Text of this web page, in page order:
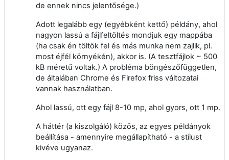
de ennek nincs jelentősége.)
Adott legalább egy (egyébként kettő) példány, ahol
nagyon lassú a fájlfeltöltés mondjuk egy mappába
(ha csak én töltök fel és más munka nem zajlik, pl.
most éjfél környékén), akkor is. (A tesztfájlok ~ 500
kB méretű voltak.) A probléma böngészőfüggetlen,
de általában Chrome és Firefox friss változatai
vannak használatban.
Ahol lassú, ott egy fájl 8-10 mp, ahol gyors, ott 1 mp.
A háttér (a kiszolgáló) közös, az egyes példányok
beállítása - amennyire megállapítható - a stílust
kivéve ugyanaz.